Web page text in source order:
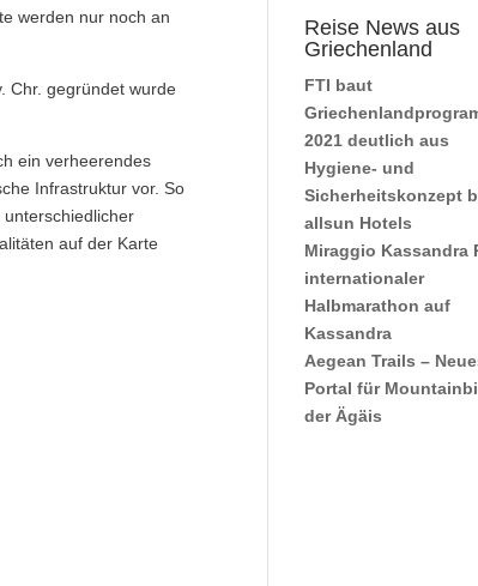
werden nur noch an
Chr. gegründet wurde
ein verheerendes
Infrastruktur vor. So
auf der Karte
Reise News aus
Griechenland
FTI baut
2021 deutlich aus
Hygiene- und
Sicherheitskonzept
allsun Hotels
Miraggio Kassandra
internationaler
Halbmarathon auf
Kassandra
Aegean Trails –
Portal für
der Ägäis